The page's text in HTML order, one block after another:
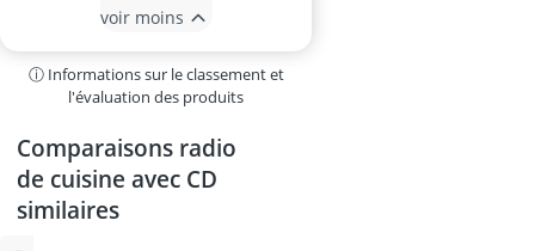
voir moins
ⓘ Informations sur le classement et
l'évaluation des produits
Comparaisons radio
de cuisine avec CD
similaires